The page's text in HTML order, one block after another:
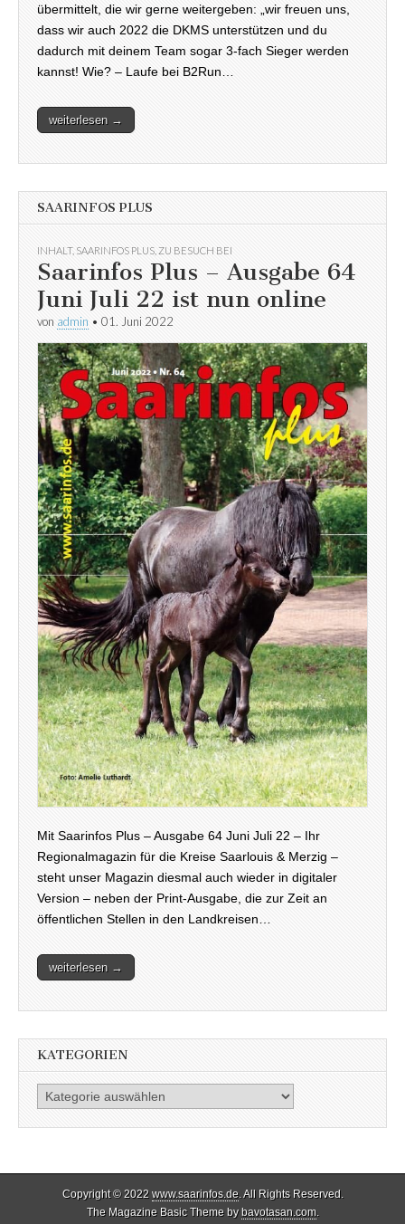
übermittelt, die wir gerne weitergeben: „wir freuen uns,
dass wir auch 2022 die DKMS unterstützen und du
dadurch mit deinem Team sogar 3-fach Sieger werden
kannst! Wie? – Laufe bei B2Run…
weiterlesen →
SAARINFOS PLUS
INHALT, SAARINFOS PLUS ZU BESUCH BEI
Saarinfos Plus – Ausgabe 64
Juni Juli 22 ist nun online
von admin • 01. Juni 2022
Mit Saarinfos Plus – Ausgabe 64 Juni Juli 22 – Ihr
Regionalmagazin für die Kreise Saarlouis & Merzig –
steht unser Magazin diesmal auch wieder in digitaler
Version – neben der Print-Ausgabe, die zur Zeit an
öffentlichen Stellen in den Landkreisen…
weiterlesen →
KATEGORIEN
Kategorien
Copyright © 2022 www.saarinfos.de. All Rights Reserved.
The Magazine Basic Theme bybavotasan.com.